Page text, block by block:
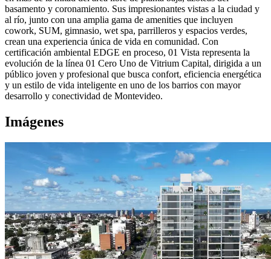
basamento y coronamiento. Sus impresionantes vistas a la ciudad y
al río, junto con una amplia gama de amenities que incluyen
cowork, SUM, gimnasio, wet spa, parrilleros y espacios verdes,
crean una experiencia única de vida en comunidad. Con
certificación ambiental EDGE en proceso, 01 Vista representa la
evolución de la línea 01 Cero Uno de Vitrium Capital, dirigida a un
público joven y profesional que busca confort, eficiencia energética
y un estilo de vida inteligente en uno de los barrios con mayor
desarrollo y conectividad de Montevideo.
Imágenes